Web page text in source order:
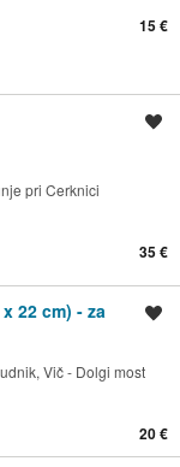
15 €
pri Cerknici
35 €
22 cm) - za
Vič - Dolgi most
20 €